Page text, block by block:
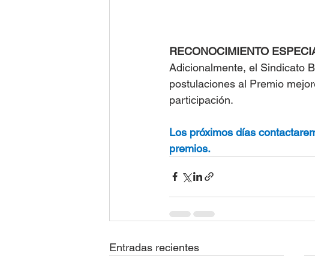
RECONOCIMIENTO
Adicionalmente, el Sindicato
postulaciones al Premio
participación.
Los próximos días
premios.
Entradas recientes